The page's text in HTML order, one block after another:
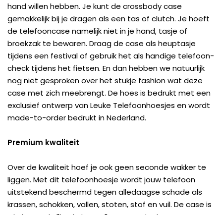
hand willen hebben. Je kunt de crossbody case
gemakkelijk bij je dragen als een tas of clutch. Je hoeft
de telefooncase namelijk niet in je hand, tasje of
broekzak te bewaren. Draag de case als heuptasje
tijdens een festival of gebruik het als handige telefoon-
check tijdens het fietsen. En dan hebben we natuurlijk
nog niet gesproken over het stukje fashion wat deze
case met zich meebrengt. De hoes is bedrukt met een
exclusief ontwerp van Leuke Telefoonhoesjes en wordt
made-to-order bedrukt in Nederland.
Premium kwaliteit
Over de kwaliteit hoef je ook geen seconde wakker te
liggen. Met dit telefoonhoesje wordt jouw telefoon
uitstekend beschermd tegen alledaagse schade als
krassen, schokken, vallen, stoten, stof en vuil. De case is